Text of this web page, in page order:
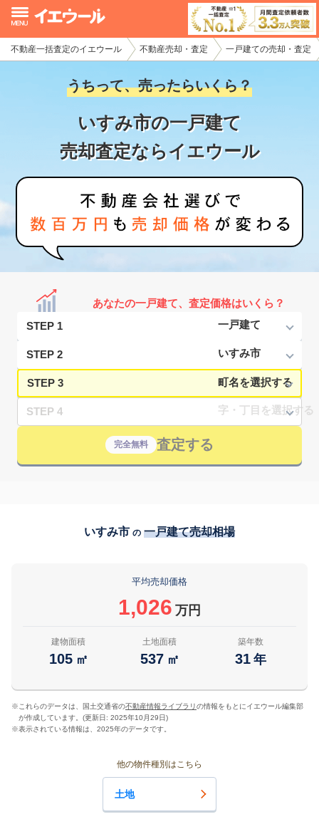
不動産一括査定のイエウール 不動産売却・査定 一戸建ての売却・査定
うちって、売ったらいくら？
いすみ市の一戸建て
売却査定ならイエウール
あなたの一戸建て、査定価格はいくら？
STEP 1
STEP 2
STEP 3
STEP 4
完全無料 査定する
いすみ市 の 一戸建て売却相場
平均売却価格
1,026 万円
建物面積
105 ㎡
土地面積
537 ㎡
築年数
31 年
※ これらのデータは、国土交通省の不動産情報ライブラリの情報をもとにイエウール編集部
が作成しています。(更新日: 2025年10月29日)
※表示されている情報は、2025年のデータです。
他の物件種別はこちら
土地
イエウール加盟希望の不動産会社様
初めての方へ
不動産売却の流れ
不動産の売却・一括査定
家査定シミュレーター
お問い合わせ